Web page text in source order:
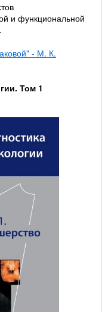
и функциональной
- М. К.
Том 1